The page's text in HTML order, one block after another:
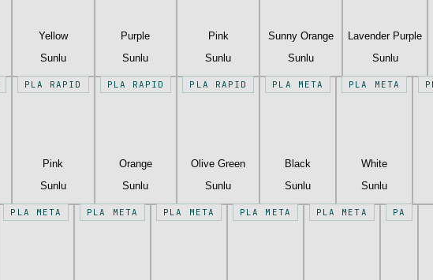
Yellow
Sunlu
Purple
Sunlu
Pink
Sunlu
Sunny Orange
Sunlu
Lavender Purple
Sunlu
PLA RAPID
Pink
Sunlu
PLA RAPID
Orange
Sunlu
PLA RAPID
Olive Green
Sunlu
PLA META
Black
Sunlu
PLA META
White
Sunlu
PLA META PLA META PLA META PLA META PLA META PA